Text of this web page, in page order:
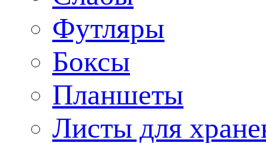
Футляры
Боксы
Планшеты
Листы для